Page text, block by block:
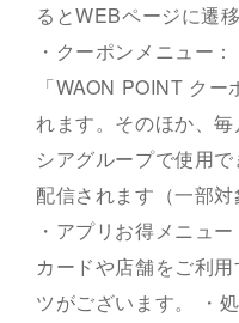
るとWEBページに遷
・クーポンメニュー
「WAON POINT ク
れます。そのほか、
シアグループで使用
配信されます（一部対
・アプリお得メニュ
カードや店舗をご利
ツがございます。 ・